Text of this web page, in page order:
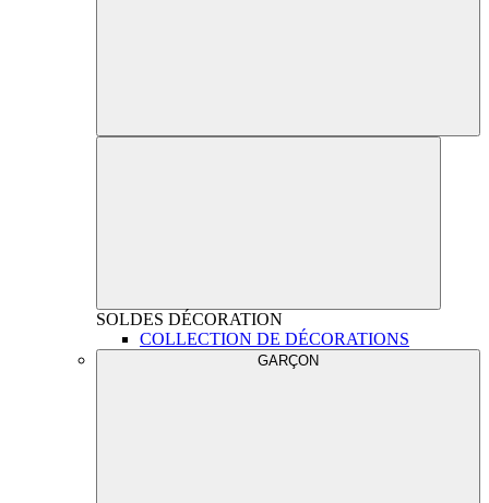
SOLDES DÉCORATION
COLLECTION DE DÉCORATIONS
GARÇON